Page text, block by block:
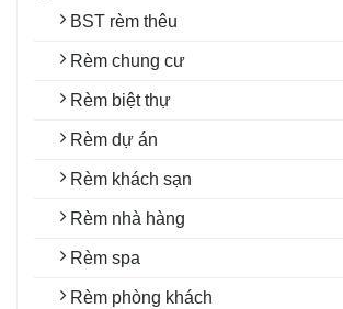
BST rèm thêu
Rèm chung cư
Rèm biệt thự
Rèm dự án
Rèm khách sạn
Rèm nhà hàng
Rèm spa
Rèm phòng khách